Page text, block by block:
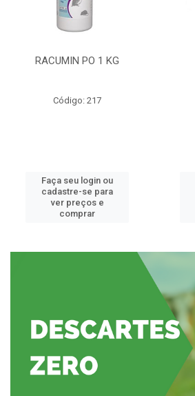
RACUMIN PO 1 KG
Código: 217
Faça seu login ou
cadastre-se para
ver preços e
comprar